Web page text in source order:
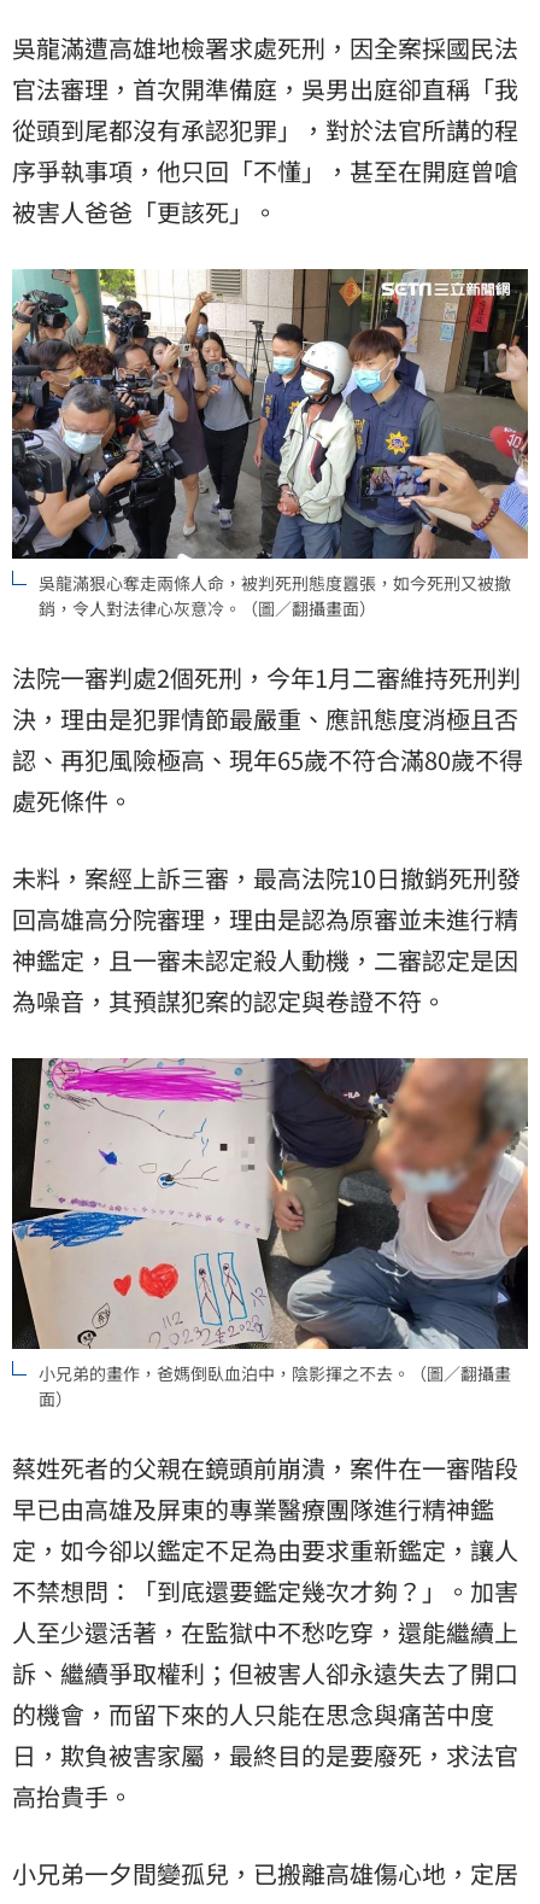
吳龍滿遭高雄地檢署求處死刑，因全案採國民法
官法審理，首次開準備庭，吳男出庭卻直稱「我
從頭到尾都沒有承認犯罪」，對於法官所講的程
序爭執事項，他只回「不懂」，甚至在開庭曾嗆
被害人爸爸「更該死」。
吳龍滿狠心奪走兩條人命，被判死刑態度囂張，如今死刑又被撤
銷，令人對法律心灰意冷。（圖／翻攝畫面）
法院一審判處2個死刑，今年1月二審維持死刑判
決，理由是犯罪情節最嚴重、應訊態度消極且否
認、再犯風險極高、現年65歲不符合滿80歲不得
處死條件。
未料，案經上訴三審，最高法院10日撤銷死刑發
回高雄高分院審理，理由是認為原審並未進行精
神鑑定，且一審未認定殺人動機，二審認定是因
為噪音，其預謀犯案的認定與卷證不符。
小兄弟的畫作，爸媽倒臥血泊中，陰影揮之不去。（圖／翻攝畫
面）
蔡姓死者的父親在鏡頭前崩潰，案件在一審階段
早已由高雄及屏東的專業醫療團隊進行精神鑑
定，如今卻以鑑定不足為由要求重新鑑定，讓人
不禁想問：「到底還要鑑定幾次才夠？」。加害
人至少還活著，在監獄中不愁吃穿，還能繼續上
訴、繼續爭取權利；但被害人卻永遠失去了開口
的機會，而留下來的人只能在思念與痛苦中度
日，欺負被害家屬，最終目的是要廢死，求法官
高抬貴手。
小兄弟一夕間變孤兒，已搬離高雄傷心地，定居